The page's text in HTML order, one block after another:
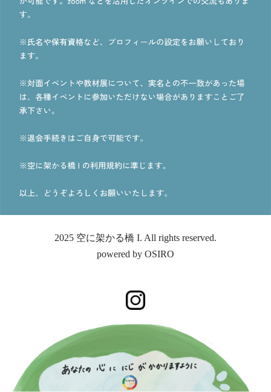
2025 空に架かる橋 I. All rights reserved.
powered by OSIRO